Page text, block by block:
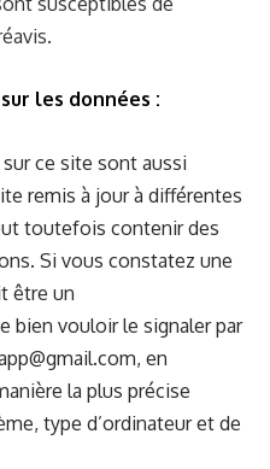
les données :
ce site sont aussi
remis à jour à différentes
toutefois contenir des
Si vous constatez une
être un
bien vouloir le signaler par
en
la plus précise
type d’ordinateur et de